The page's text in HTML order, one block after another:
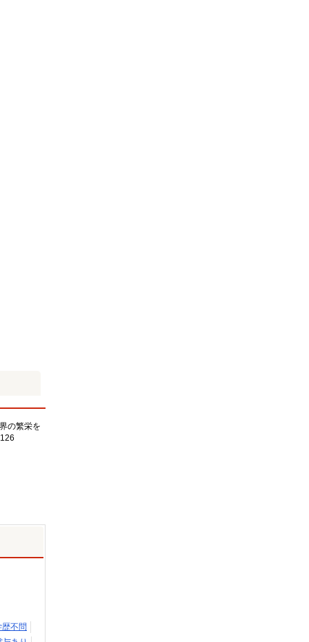
の繁栄を
歴不問